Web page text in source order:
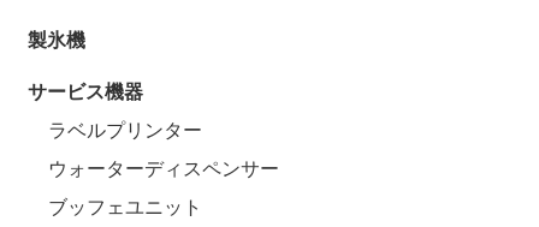
製氷機
サービス機器
ラベルプリンター
ウォーターディスペンサー
ブッフェユニット